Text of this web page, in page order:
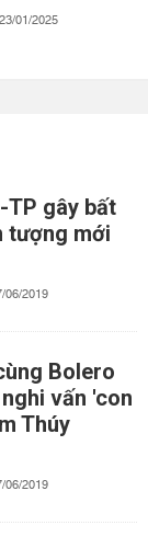
01/2025
TP gây bất
tượng mới
06/2019
Bolero
vấn 'con
Thúy
06/2019